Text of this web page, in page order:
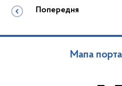
Попередня
Мапа